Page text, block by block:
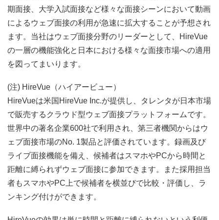
期面接、大学入試面接など様々な面接シーンにおいて動画
によるウェブ面接の利用が急速に拡大することが予想され
ます。当社はウェブ面接分野のリーダーとして、
HireVue
の一層の機能強化と日本における様々な面接市場への適用
を図ってまいります。
(注) HireVue （ハイアービュー）
HireVueは米国 HireVue Inc.が提供し、タレンタが日本市場
で販売するクラウド型ウェブ面接プラットフォームです。
世界中の著名企業600社で利用され、第三者機関からはウ
ェブ面接市場のNo. 1製品と評価されています。録画及び
ライブ面接機能を備え、候補者はスマホやPCから時間と
距離に縛られずウェブ面接に参加できます。また採用担当
者もスマホやPC 上で候補者を横並びで比較・評価し、ラ
ンキング付けができます。